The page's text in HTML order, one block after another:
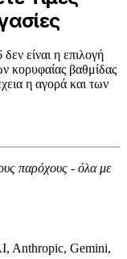
είναι η επιλογή
κορυφαίας βαθμίδας
η αγορά και των
παρόχους - όλα με
Anthropic, Gemini,